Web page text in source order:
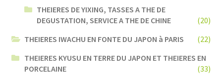
THEIERES DE YIXING, TASSES A THE DE
DEGUSTATION, SERVICE A THE DE CHINE
(20)
THEIERES IWACHU EN FONTE DU JAPON à PARIS
(22)
THEIERES KYUSU EN TERRE DU JAPON ET THEIERES EN
PORCELAINE
(33)